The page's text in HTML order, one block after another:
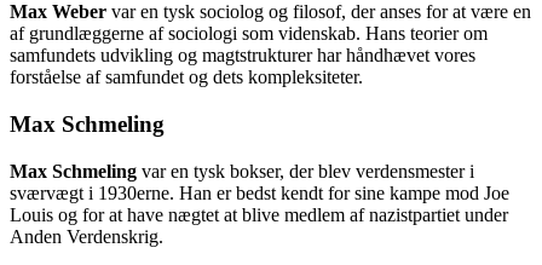
Max Weber var en tysk sociolog og filosof, der anses for at være en
af grundlæggerne af sociologi som videnskab. Hans teorier om
samfundets udvikling og magtstrukturer har håndhævet vores
forståelse af samfundet og dets kompleksiteter.
Max Schmeling
Max Schmeling var en tysk bokser, der blev verdensmester i
sværvægt i 1930erne. Han er bedst kendt for sine kampe mod Joe
Louis og for at have nægtet at blive medlem af nazistpartiet under
Anden Verdenskrig.